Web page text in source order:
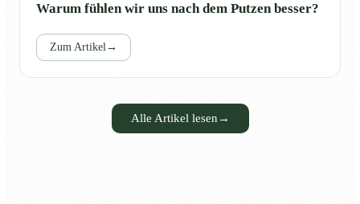
Warum fühlen wir uns nach dem Putzen besser?
Zum Artikel→
Alle Artikel lesen →